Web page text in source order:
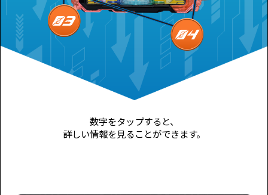
数字をタップすると、
詳しい情報を見ることができます。